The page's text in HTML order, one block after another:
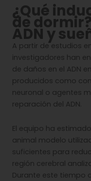
¿Qué
de dormir?
ADN y
A partir de estudios
investigadores han
de daños en el ADN
producidos como
neuronal o agentes
reparación del ADN.
El equipo ha
animal modelo
suficientes para
región cerebral
Durante este tiempo